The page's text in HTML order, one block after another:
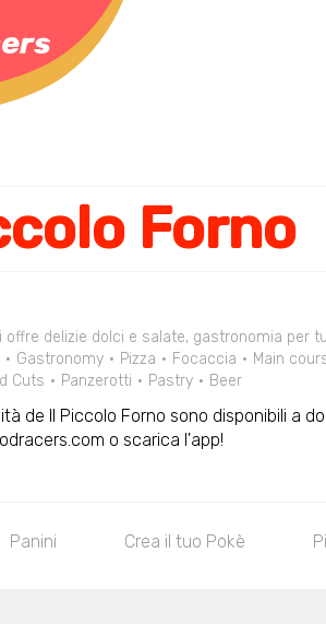
Forno
offre delizie dolci e salate, gastronomia per
Gastronomy Pizza Focaccia Main
Cuts Panzerotti Pastry Beer
de Il Piccolo Forno sono disponibili a
o scarica l'app!
Panini Crea il tuo Pokè